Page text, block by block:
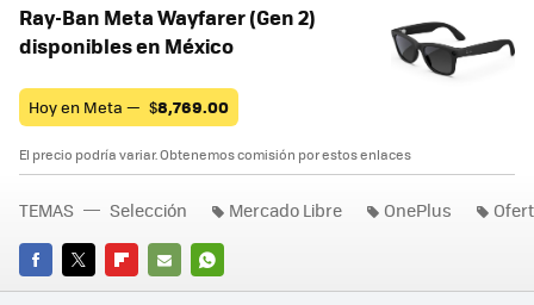
Ray-Ban Meta Wayfarer (Gen 2)
disponibles en México
Hoy en Meta — $8,769.00
El precio podría variar. Obtenemos comisión por estos enlaces
FACEBOOK
TWITTERFLIPBOARD
E-
WHATSAPP
TEMAS Selección Mercado Libre OnePlus